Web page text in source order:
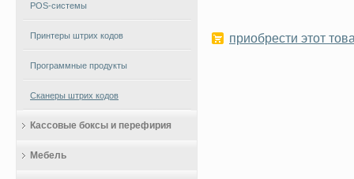
приобрести этот
POS-системы
Принтеры штрих кодов
Программные продукты
Сканеры штрих кодов
Кассовые боксы и перефирия
Мебель